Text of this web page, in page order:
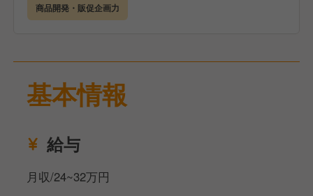
③マネジメント（①②からスタートして頂きます）
・人財の採用・教育・稼動計画・面談
・コスト・在庫管理、衛生管理
・マーケティング・戦略立案
商品開発・販促企画力
基本情報
給与
月収/24~32万円